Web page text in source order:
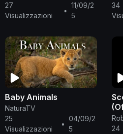
27
Visualizzazioni
•
11/09/2
5
34
Baby Animals
NaturaTV
25
Visualizzazioni
•
04/09/2
5
24